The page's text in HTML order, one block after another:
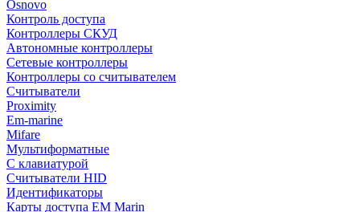
Osnovo
Контроль доступа
Контроллеры СКУД
Автономные контроллеры
Сетевые контроллеры
Контроллеры со считывателем
Считыватели
Proximity
Em-marine
Mifare
Мультиформатные
С клавиатурой
Считыватели HID
Идентификаторы
Карты доступа EM Marin